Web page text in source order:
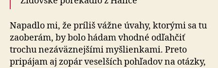
Napadlo mi, že príliš vážne úvahy, ktorými sa tu
zaoberám, by bolo hádam vhodné odľahčiť
trochu nezáväznejšími myšlienkami. Preto
pripájam aj zopár veselších pohľadov na otázky,